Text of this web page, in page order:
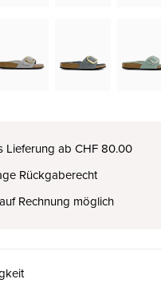
Lieferung ab CHF 80.00
Rückgaberecht
Rechnung möglich